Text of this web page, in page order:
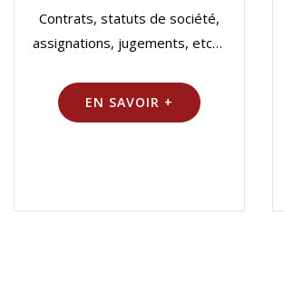
Contrats, statuts de société,
assignations, jugements, etc…
EN SAVOIR +